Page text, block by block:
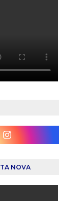
Instagram
NOVA